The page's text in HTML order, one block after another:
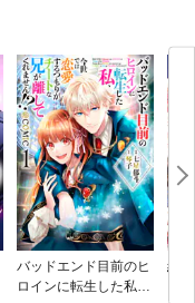
バッドエンド目前のヒ
ロインに転生した私、
結